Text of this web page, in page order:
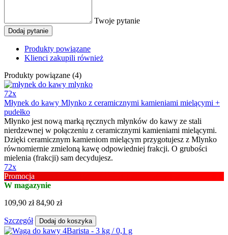
Twoje pytanie
Dodaj pytanie
Produkty powiązane
Klienci zakupili również
Produkty powiązane (4)
72x
Młynek do kawy Mlynko z ceramicznymi kamieniami mielącymi +
pudełko
Młynko jest nową marką ręcznych młynków do kawy ze stali
nierdzewnej w połączeniu z ceramicznymi kamieniami mielącymi.
Dzięki ceramicznym kamieniom mielącym przygotujesz z Mlynko
równomiernie zmieloną kawę odpowiedniej frakcji. O grubości
mielenia (frakcji) sam decydujesz.
72x
Promocja
W magazynie
109,90 zł 84,90 zł
Szczegół Dodaj do koszyka